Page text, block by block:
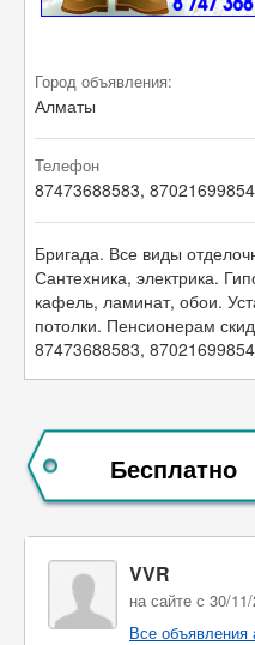
Город объявления:
Алматы
Телефон
87473688583, 87021699854
Бригада. Все виды
Сантехника, электрика.
кафель, ламинат, обои.
потолки. Пенсионерам
87473688583,
Бесплатно
VVR
на сайте с 30/
Все объявления